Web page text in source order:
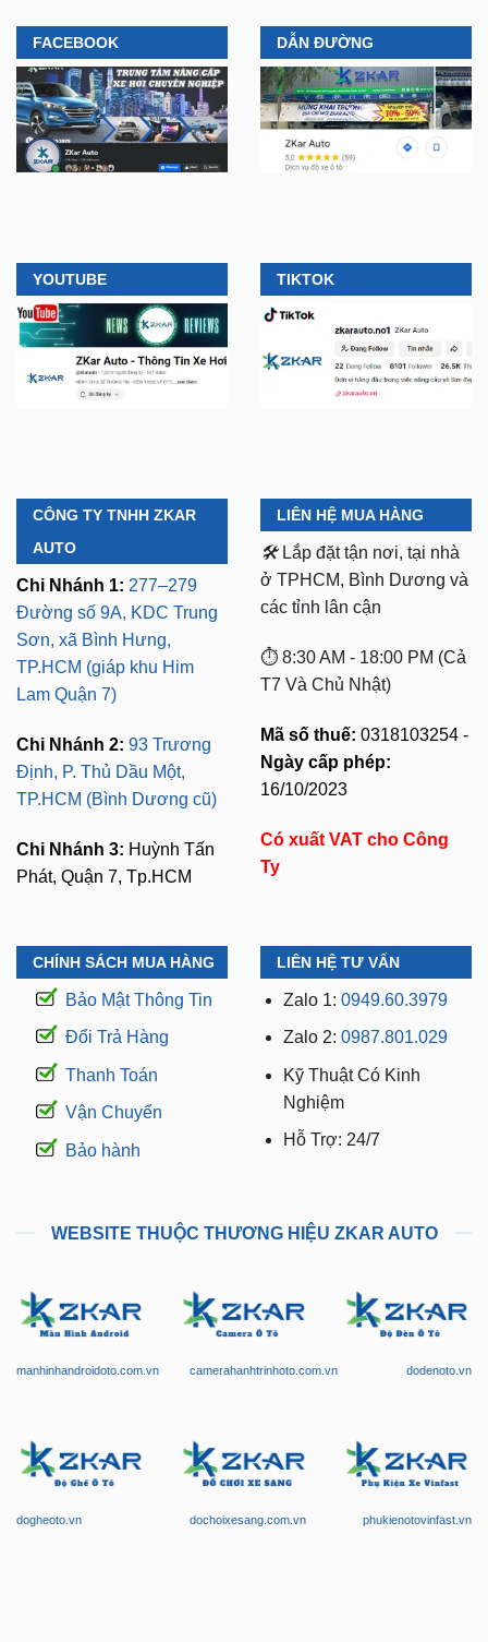
FACEBOOK DẪN ĐƯỜNG
YOUTUBE TIKTOK
CÔNG TY TNHH ZKAR
AUTO
Chi Nhánh 1: 277–279
Đường số 9A, KDC Trung
Sơn, xã Bình Hưng,
TP.HCM (giáp khu Him
Lam Quận 7)
Chi Nhánh 2: 93 Trương
Định, P. Thủ Dầu Một,
TP.HCM (Bình Dương cũ)
Chi Nhánh 3: Huỳnh Tấn
Phát, Quận 7, Tp.HCM
LIÊN HỆ MUA HÀNG
🛠️ Lắp đặt tận nơi, tại nhà
ở TPHCM, Bình Dương và
các tỉnh lân cận
⏱️ 8:30 AM - 18:00 PM (Cả
T7 Và Chủ Nhật)
Mã số thuế: 0318103254 -
Ngày cấp phép:
16/10/2023
Có xuất VAT cho Công
Ty
CHÍNH SÁCH MUA HÀNG
Bảo Mật Thông Tin
Đổi Trả Hàng
Thanh Toán
Vận Chuyển
Bảo hành
LIÊN HỆ TƯ VẤN
Zalo 1: 0949.60.3979
Zalo 2: 0987.801.029
Kỹ Thuật Có Kinh
Nghiệm
Hỗ Trợ: 24/7
WEBSITE THUỘC THƯƠNG HIỆU ZKAR AUTO
manhinhandroidoto.com.vn camerahanhtrinhoto.com.vn dodenoto.vn
dogheoto.vn dochoixesang.com.vn phukienotovinfast.vn